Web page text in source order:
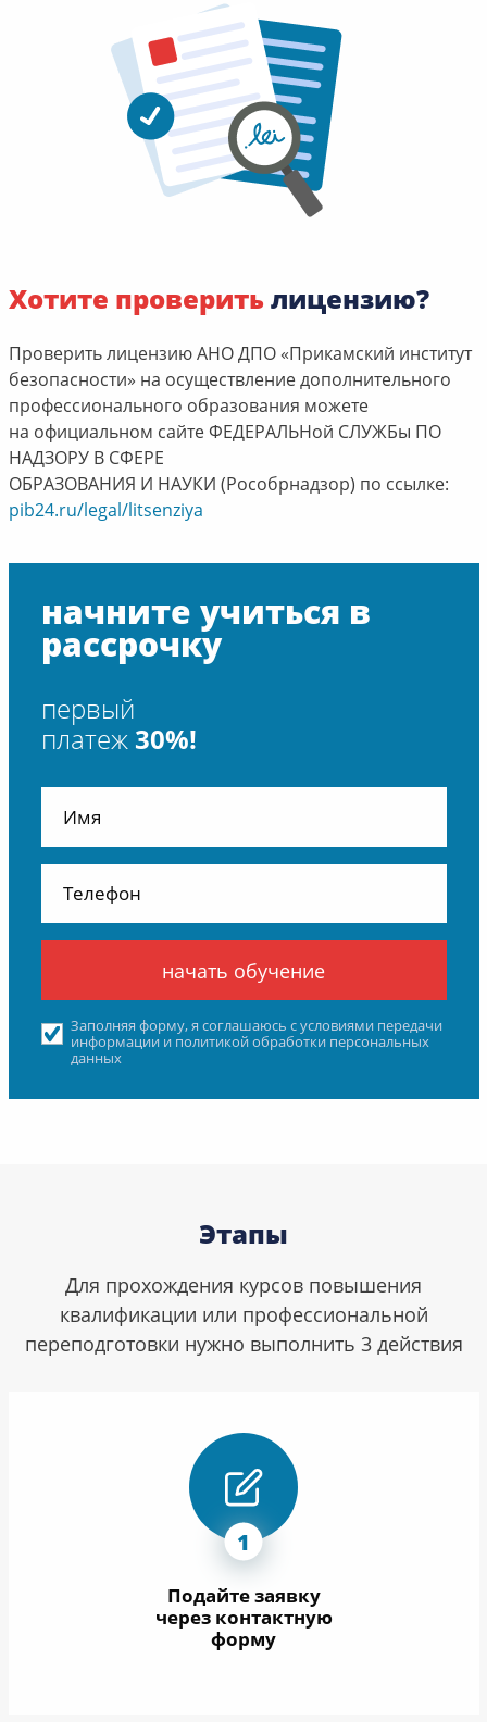
Хотите проверить лицензию?
Проверить лицензию АНО ДПО «Прикамский институт
безопасности» на осуществление дополнительного
профессионального образования можете
на официальном сайте ФЕДЕРАЛЬНой СЛУЖБы ПО
НАДЗОРУ В СФЕРЕ
ОБРАЗОВАНИЯ И НАУКИ (Рособрнадзор) по ссылке:
pib24.ru/legal/litsenziya
начните учиться в
рассрочку
первый
платеж 30%!
начать обучение
Заполняя форму, я соглашаюсь с условиями передачи
информации и политикой обработки персональных
данных
Этапы
Для прохождения курсов повышения
квалификации или профессиональной
переподготовки нужно выполнить 3 действия
Подайте заявку
через контактную
форму